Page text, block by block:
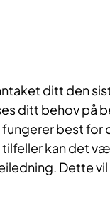
ditt den
ditt behov på
best for
kan det
Dette